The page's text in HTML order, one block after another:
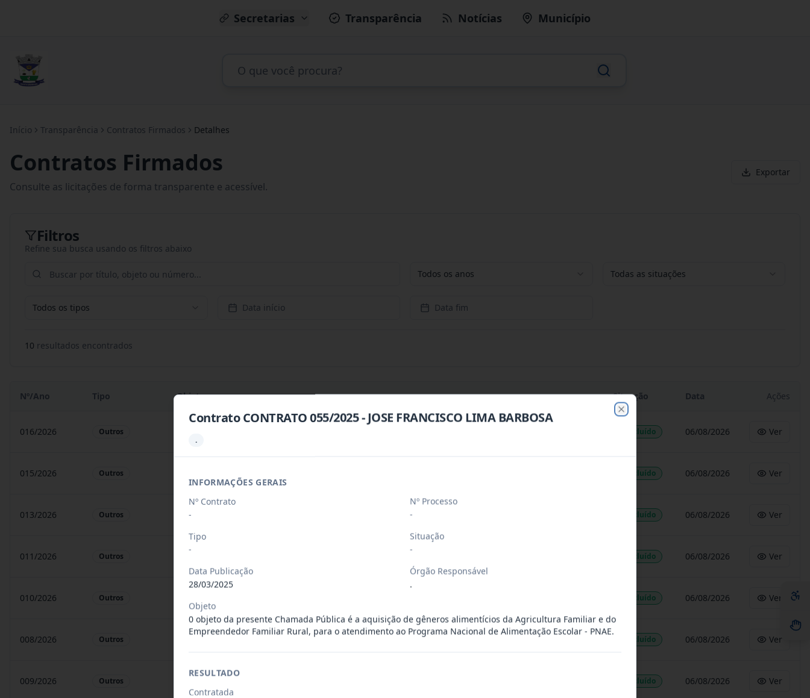
Secretarias Transparência Notícias Município
Início Transparência Contratos Firmados Detalhes
Contratos Firmados
Consulte as licitações de forma transparente e acessível.
Exportar
Filtros
Refine sua busca usando os filtros abaixo
Todos os anos Todas as situações
Todos os tipos Data início Data fim
10 resultados encontrados
Nº/Ano Tipo Objeto Situação Data Ações
016/2026 Outros Concluído 06/08/2026 Ver
015/2026 Outros Concluído 06/08/2026 Ver
013/2026 Outros objeto o Registro de preços para possível e eventual contrat Concluído 06/08/2026 Ver
011/2026 Outros Concluído 06/08/2026 Ver
010/2026 Outros Concluído 06/08/2026 Ver
008/2026 Outros A presente Ata tem por objeto o Registro de preços para poss Concluído 06/08/2026 Ver
009/2026 Outros Concluído 06/08/2026 Ver
Contrato CONTRATO 055/2025 - JOSE FRANCISCO LIMA BARBOSA
.
INFORMAÇÕES GERAIS
Nº Contrato
-
Nº Processo
-
Tipo
-
Situação
-
Data Publicação
28/03/2025
Órgão Responsável
.
Objeto
0 objeto da presente Chamada Pública é a aquisição de gêneros alimentícios da Agricultura Familiar e do
Empreendedor Familiar Rural, para o atendimento ao Programa Nacional de Alimentação Escolar - PNAE.
RESULTADO
Contratada
Close